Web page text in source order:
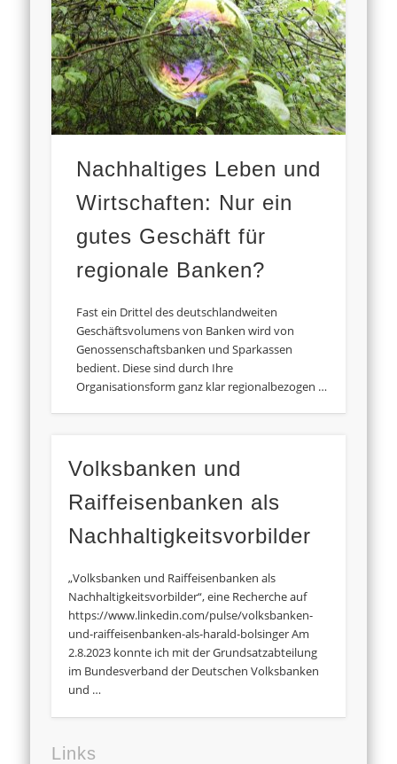
Nachhaltiges Leben und
Wirtschaften: Nur ein
gutes Geschäft für
regionale Banken?
Fast ein Drittel des deutschlandweiten
Geschäftsvolumens von Banken wird von
Genossenschaftsbanken und Sparkassen
bedient. Diese sind durch Ihre
Organisationsform ganz klar regionalbezogen …
Volksbanken und
Raiffeisenbanken als
Nachhaltigkeitsvorbilder
„Volksbanken und Raiffeisenbanken als
Nachhaltigkeitsvorbilder“, eine Recherche auf
https://www.linkedin.com/pulse/volksbanken-
und-raiffeisenbanken-als-harald-bolsinger Am
2.8.2023 konnte ich mit der Grundsatzabteilung
im Bundesverband der Deutschen Volksbanken
und …
Links